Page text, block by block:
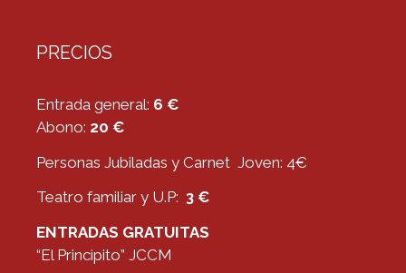
PRECIOS
Entrada general: 6 €
Abono: 20 €
Personas Jubiladas y Carnet Joven: 4€
Teatro familiar y U.P: 3 €
ENTRADAS GRATUITAS
“El Principito” JCCM